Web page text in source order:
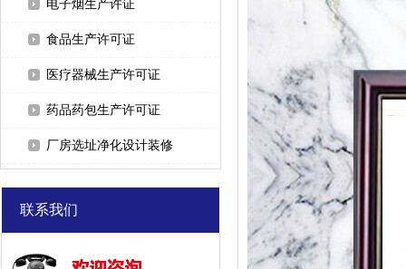
电子烟生产许证
食品生产许可证
医疗器械生产许可证
药品药包生产许可证
厂房选址净化设计装修
联系我们